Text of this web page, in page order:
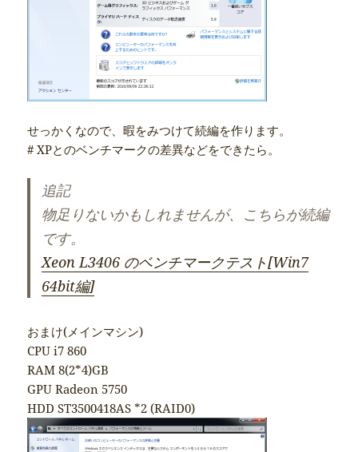
せっかくなので、暇をみつけて続編を作ります。
# XPとのベンチマークの差異などをできたら。
追記
物足りないかもしれませんが、こちらが続編
です。
Xeon L3406 のベンチマークテスト[Win7
64bit編]
おまけ(メインマシン)
CPU i7 860
RAM 8(2*4)GB
GPU Radeon 5750
HDD ST3500418AS *2 (RAID0)